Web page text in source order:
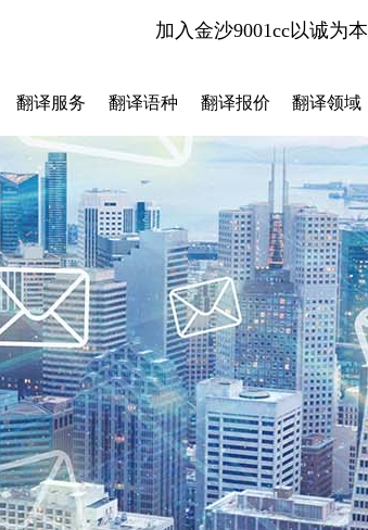
加入金沙9001cc以诚为本
翻译服务 翻译语种 翻译报价 翻译领域